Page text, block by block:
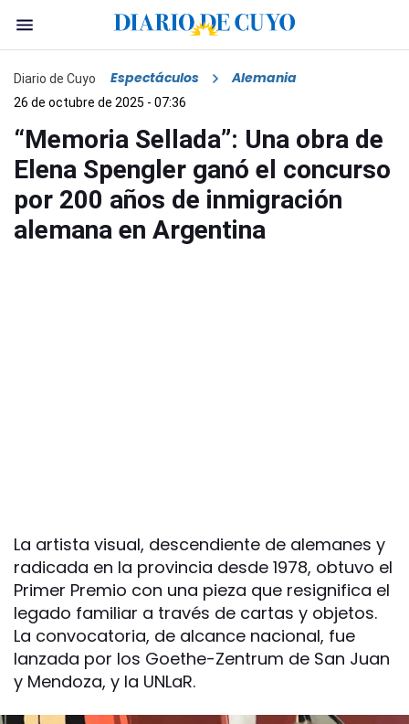
Diario de Cuyo Espectáculos Alemania
26 de octubre de 2025 - 07:36
“Memoria Sellada”: Una obra de
Elena Spengler ganó el concurso
por 200 años de inmigración
alemana en Argentina
La artista visual, descendiente de alemanes y
radicada en la provincia desde 1978, obtuvo el
Primer Premio con una pieza que resignifica el
legado familiar a través de cartas y objetos.
La convocatoria, de alcance nacional, fue
lanzada por los Goethe-Zentrum de San Juan
y Mendoza, y la UNLaR.